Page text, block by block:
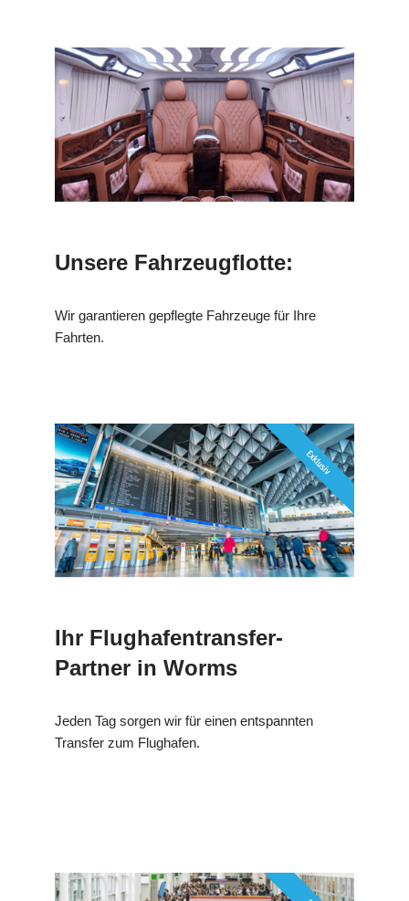
Unsere Fahrzeugflotte:
Wir garantieren gepflegte Fahrzeuge für Ihre
Fahrten.
Ihr Flughafentransfer-
Partner in Worms
Jeden Tag sorgen wir für einen entspannten
Transfer zum Flughafen.